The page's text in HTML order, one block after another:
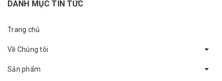
DANH MỤC TIN TỨC
Trang chủ
Về Chúng tôi
Sản phẩm